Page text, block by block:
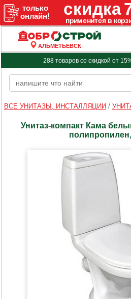
АЛЬМЕТЬЕВСК
288 товаров со скидкой от
ВСЕ УНИТАЗЫ, ИНСТАЛЛЯЦИИ /
Унитаз-компакт Кама